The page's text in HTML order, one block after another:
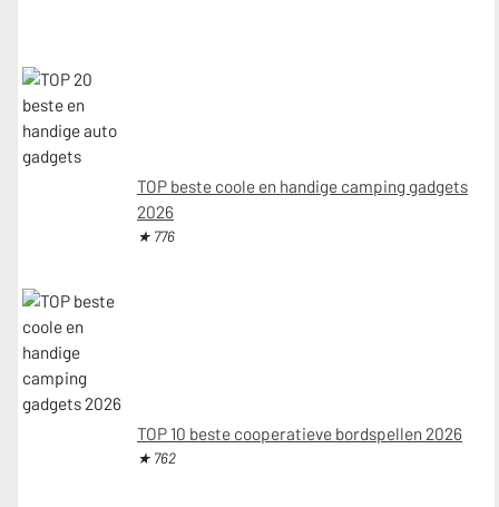
TOP beste coole en handige camping gadgets
2026
★ 776
TOP 10 beste cooperatieve bordspellen 2026
★ 762